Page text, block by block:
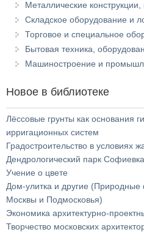
Металлические
Складское оборудование и
Торговое и специальное
Бытовая техника,
Машиностроение и
Новое в библиотеке
Лёссовые грунты как основания
ирригационных систем
Градостроительство в условиях
Дендрологический парк Софиевка
Учение о цвете
Дом-улитка и другие
Москвы и Подмосковья)
Экономика архитектурно-
Творчество московских